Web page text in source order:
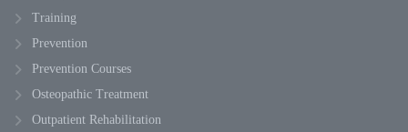
Training
Prevention
Prevention Courses
Osteopathic Treatment
Outpatient Rehabilitation